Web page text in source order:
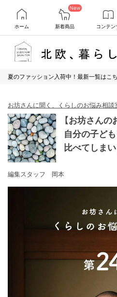
ホーム
New
新着商品 コンテン
夏のファッション入荷中！最新一覧はこ
お坊さんに聞く、くらしのお悩み相談
【お坊さんの
自分の子ど
比べてしま
編集スタッフ 岡本